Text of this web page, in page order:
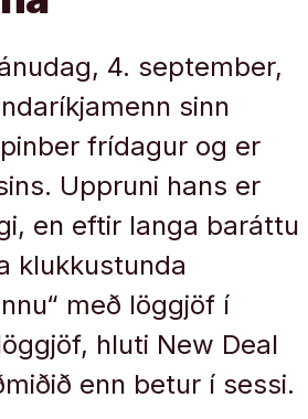
4. september,
sinn
frídagur og er
Uppruni hans er
en eftir langa baráttu
klukkustunda
með löggjöf í
hluti New Deal
enn betur í sessi.